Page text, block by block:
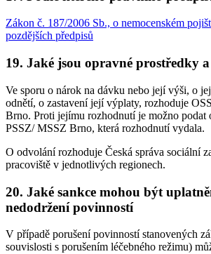
Zákon č. 187/2006 Sb., o nemocenském
pozdějších předpisů
19. Jaké jsou opravné prostředky
Ve sporu o nárok na dávku nebo její výši, o
odnětí, o zastavení její výplaty, rozhoduje
Brno. Proti jejímu rozhodnutí je možno podat
PSSZ/ MSSZ Brno, která rozhodnutí vydala.
O odvolání rozhoduje Česká správa sociální
pracoviště v jednotlivých regionech.
20. Jaké sankce mohou být
nedodržení povinností
V případě porušení povinností stanovených
souvislosti s porušením léčebného režimu)